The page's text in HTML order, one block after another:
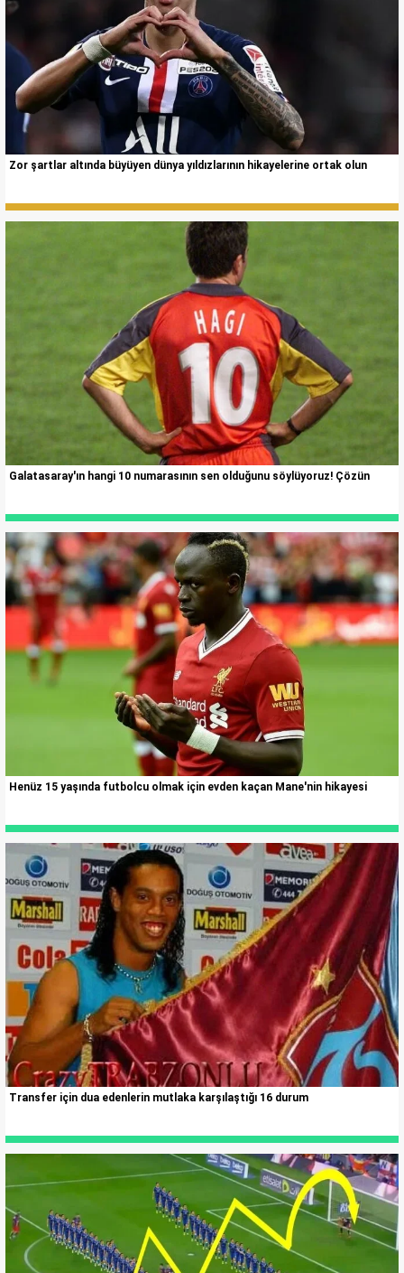
Zor şartlar altında büyüyen dünya yıldızlarının hikayelerine ortak olun
Galatasaray'ın hangi 10 numarasının sen olduğunu söylüyoruz! Çözün
Henüz 15 yaşında futbolcu olmak için evden kaçan Mane'nin hikayesi
Transfer için dua edenlerin mutlaka karşılaştığı 16 durum